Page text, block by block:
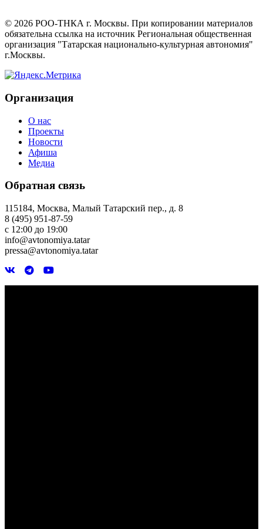
© 2026 РОО-ТНКА г. Москвы. При копировании материалов
обязательна ссылка на источник Региональная общественная
организация "Татарская национально-культурная автономия"
г.Москвы.
Организация
О нас
Проекты
Новости
Афиша
Медиа
Обратная связь
115184, Москва, Малый Татарский пер., д. 8
8 (495) 951-87-59
с 12:00 до 19:00
info@avtonomiya.tatar
pressa@avtonomiya.tatar